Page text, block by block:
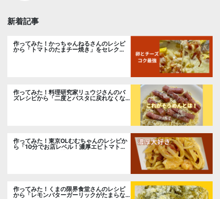
新着記事
作ってみた！かっちゃんねるさんのレシピ
から「トマトのたまチー焼き」をセレク
作ってみた！料理研究家リュウジさんのバ
ズレシピから「二度とパスタに戻れなくな
作ってみた！東京OLむむちゃんのレシピか
ら「10分でお店レベル！濃厚エビトマトク
リームパスタ」に挑戦
作ってみた！くまの限界食堂さんのレシピ
から「レモンバターガーリックがたまらな